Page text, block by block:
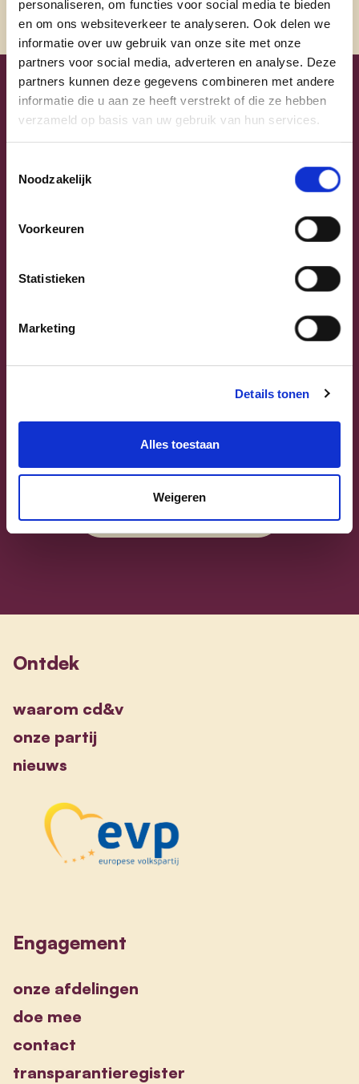
personaliseren, om functies voor social media te bieden
en om ons websiteverkeer te analyseren. Ook delen we
informatie over uw gebruik van onze site met onze
partners voor social media, adverteren en analyse. Deze
partners kunnen deze gegevens combineren met andere
informatie die u aan ze heeft verstrekt of die ze hebben
verzameld op basis van uw gebruik van hun services.
Noodzakelijk
Voorkeuren
Statistieken
Marketing
Details tonen
Alles toestaan
Weigeren
Uw lijsttrekkers
Vlaams-Brabant | Federaal Parlement
alle kandidaten
Ontdek
waarom cd&v
onze partij
nieuws
Engagement
onze afdelingen
doe mee
contact
transparantieregister